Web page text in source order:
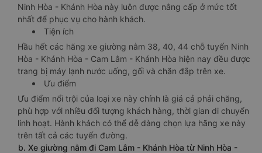
Ninh Hòa - Khánh Hòa này luôn được nâng cấp ở mức tốt
nhất để phục vụ cho hành khách.
Tiện ích
Hầu hết các hãng xe giường nằm 38, 40, 44 chỗ tuyến Ninh
Hòa - Khánh Hòa - Cam Lâm - Khánh Hòa hiện nay đều được
trang bị máy lạnh nước uống, gối và chăn đắp trên xe.
Ưu điểm
Ưu điểm nổi trội của loại xe này chính là giá cả phải chăng,
phù hợp với nhiều đối tượng khách hàng, thời gian di chuyển
linh hoạt. Hành khách có thể dễ dàng chọn lựa hãng xe này
trên tất cả các tuyến đường.
b. Xe giường nằm đi Cam Lâm - Khánh Hòa từ Ninh Hòa -